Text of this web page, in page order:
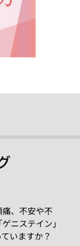
痛、不安や不
ニステイン」
いますか？